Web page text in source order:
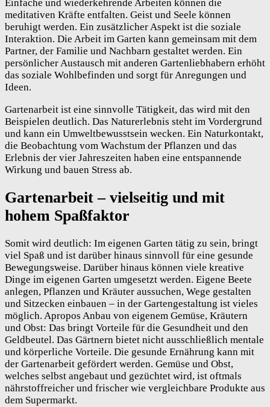
Einfache und wiederkehrende Arbeiten können die
meditativen Kräfte entfalten. Geist und Seele können
beruhigt werden. Ein zusätzlicher Aspekt ist die soziale
Interaktion. Die Arbeit im Garten kann gemeinsam mit dem
Partner, der Familie und Nachbarn gestaltet werden. Ein
persönlicher Austausch mit anderen Gartenliebhabern erhöht
das soziale Wohlbefinden und sorgt für Anregungen und
Ideen.
Gartenarbeit ist eine sinnvolle Tätigkeit, das wird mit den
Beispielen deutlich. Das Naturerlebnis steht im Vordergrund
und kann ein Umweltbewusstsein wecken. Ein Naturkontakt,
die Beobachtung vom Wachstum der Pflanzen und das
Erlebnis der vier Jahreszeiten haben eine entspannende
Wirkung und bauen Stress ab.
Gartenarbeit – vielseitig und mit
hohem Spaßfaktor
Somit wird deutlich: Im eigenen Garten tätig zu sein, bringt
viel Spaß und ist darüber hinaus sinnvoll für eine gesunde
Bewegungsweise. Darüber hinaus können viele kreative
Dinge im eigenen Garten umgesetzt werden. Eigene Beete
anlegen, Pflanzen und Kräuter aussuchen, Wege gestalten
und Sitzecken einbauen – in der Gartengestaltung ist vieles
möglich. Apropos Anbau von eigenem Gemüse, Kräutern
und Obst: Das bringt Vorteile für die Gesundheit und den
Geldbeutel. Das Gärtnern bietet nicht ausschließlich mentale
und körperliche Vorteile. Die gesunde Ernährung kann mit
der Gartenarbeit gefördert werden. Gemüse und Obst,
welches selbst angebaut und gezüchtet wird, ist oftmals
nährstoffreicher und frischer wie vergleichbare Produkte aus
dem Supermarkt.